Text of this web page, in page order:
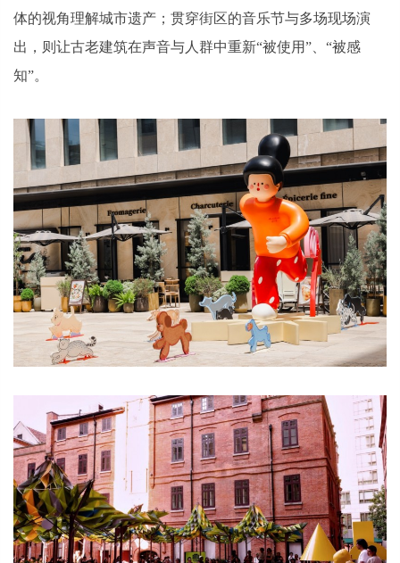
体的视角理解城市遗产；贯穿街区的音乐节与多场现场演
出，则让古老建筑在声音与人群中重新“被使用”、“被感
知”。